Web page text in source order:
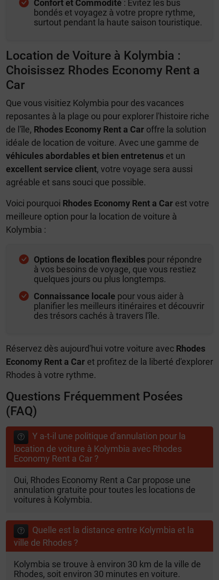
Confort et Commodité : Évitez les bus
bondés et voyagez à votre propre rythme,
surtout pendant la haute saison touristique.
Location de Voiture à Kolymbia :
Choisissez Rhodes Economy Rent a
Car
Que vous visitiez Kolymbia pour des vacances
reposantes à la plage ou pour explorer l'histoire riche
de l'île, Rhodes Economy Rent a Car offre la solution
idéale de location de voiture. Avec une gamme de
véhicules abordables et bien entretenus et un
excellent service client, votre voyage sera aussi
agréable et sans souci que possible.
Voici pourquoi Rhodes Economy Rent a Car est votre
meilleure option pour la location de voiture à
Kolymbia :
Options de location flexibles pour répondre
à vos besoins de voyage, que vous restiez
quelques jours ou plus longtemps.
Connaissance locale pour vous aider à
planifier les meilleurs itinéraires et découvrir
des trésors cachés à travers l'île.
Réservez dès aujourd'hui votre voiture avec Rhodes
Economy Rent a Car et profitez de la liberté d'explorer
Rhodes à votre rythme.
Questions Fréquemment Posées
(FAQ)
Y a-t-il une politique d'annulation pour la
location de voiture à Kolymbia avec Rhodes
Economy Rent a Car ?
Oui, Rhodes Economy Rent a Car propose une
annulation gratuite pour toutes les locations de
voitures à Kolymbia.
Quelle est la distance entre Kolymbia et la
ville de Rhodes ?
Kolymbia se trouve à environ 30 km de la ville de
Rhodes, soit environ 30 minutes en voiture.